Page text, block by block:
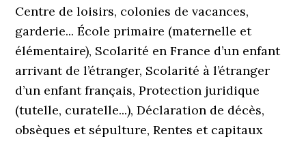
Centre de loisirs, colonies de vacances,
garderie... École primaire (maternelle et
élémentaire), Scolarité en France d’un enfant
arrivant de l’étranger, Scolarité à l’étranger
d’un enfant français, Protection juridique
(tutelle, curatelle...), Déclaration de décès,
obsèques et sépulture, Rentes et capitaux